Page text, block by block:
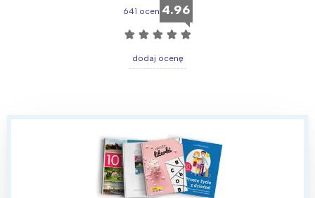
641 ocen 4.96
☆ ☆ ☆ ☆ ☆
dodaj ocenę